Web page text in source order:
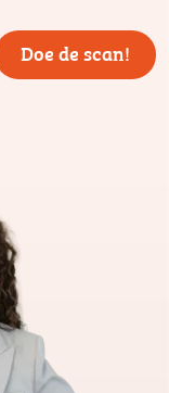
Doe de scan!